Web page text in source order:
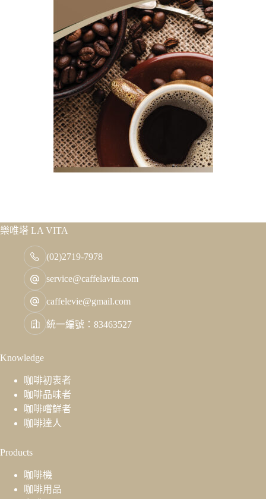
樂唯塔 LA VITA
(02)2719-7978
service@caffelavita.com
caffelevie@gmail.com
統一編號：83463527
Knowledge
咖啡初衷者
咖啡品味者
咖啡嚐鮮者
咖啡達人
Products
咖啡機
咖啡用品